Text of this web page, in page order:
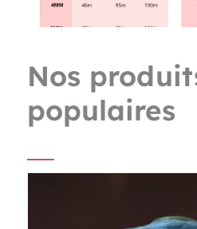
Nos
populaires